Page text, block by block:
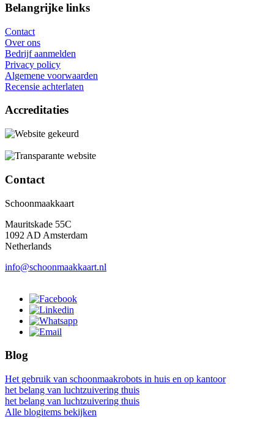
Belangrijke links
Contact
Over ons
Bedrijf aanmelden
Privacy policy
Algemene voorwaarden
Recensie achterlaten
Accreditaties
Contact
Schoonmaakkaart
Mauritskade 55C
1092 AD Amsterdam
Netherlands
info@schoonmaakkaart.nl
Blog
Het gebruik van schoonmaakrobots in huis en op kantoor
het belang van luchtzuivering thuis
het belang van luchtzuivering thuis
Alle blogitems bekijken